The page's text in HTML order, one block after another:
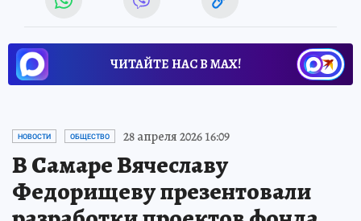
ЧИТАЙТЕ НАС В МАХ!
НОВОСТИ ОБЩЕСТВО 28 апреля 2026 16:09
В Самаре Вячеславу
Федорищеву презентовали